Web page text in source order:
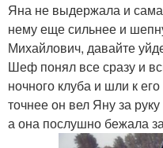
Яна не выдержала и
нему еще сильнее и
Михайлович, давайте
Шеф понял все сразу и
ночного клуба и шли к
точнее он вел Яну за
а она послушно бежала